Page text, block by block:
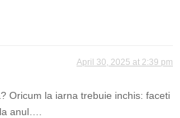
April 30, 2025 at 2:39 pm
Oricum la iarna trebuie inchis: faceti
anul….